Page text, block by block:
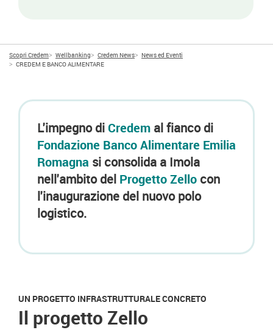
Scopri Credem Wellbanking Credem News
News ed Eventi
CREDEM E BANCO ALIMENTARE
L'impegno diCredem al fianco di
Fondazione Banco Alimentare Emilia
Romagna si consolida a Imola
nell'ambito del Progetto Zello con
l'inaugurazione del nuovo polo
logistico.
UN PROGETTO INFRASTRUTTURALE CONCRETO
Il progetto Zello